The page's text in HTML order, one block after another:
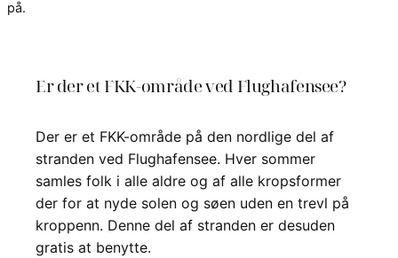
på.
Er der et FKK-område ved Flughafensee?
Der er et FKK-område på den nordlige del af
stranden ved Flughafensee. Hver sommer
samles folk i alle aldre og af alle kropsformer
der for at nyde solen og søen uden en trevl på
kroppenn. Denne del af stranden er desuden
gratis at benytte.